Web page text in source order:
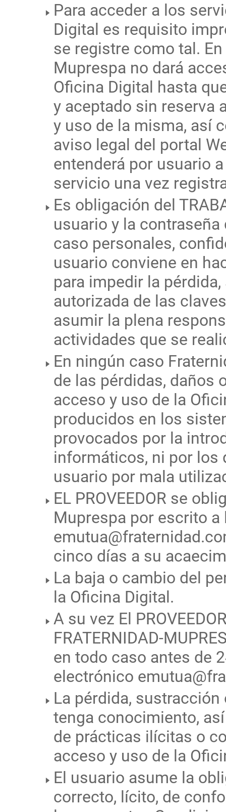
Para acceder a los
Digital es requisito
se registre como tal.
Muprespa no dará
Oficina Digital hasta
y aceptado sin reserva
y uso de la misma, así
aviso legal del portal
entenderá por usuario
servicio una vez
Es obligación del
usuario y la
caso personales,
usuario conviene en
para impedir la
autorizada de las
asumir la plena
actividades que se
En ningún caso
de las pérdidas, daños
acceso y uso de la
producidos en los
provocados por la
informáticos, ni por los
usuario por mala
EL PROVEEDOR se
Muprespa por escrito
cinco días a su
La baja o cambio del
la Oficina Digital.
A su vez El
FRATERNIDAD-
en todo caso antes de
electrónico
La pérdida,
tenga conocimiento,
de prácticas ilícitas o
acceso y uso de la
El usuario asume la
correcto, lícito, de